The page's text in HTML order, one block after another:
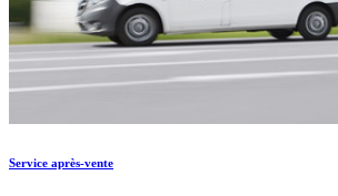
Service après-vente